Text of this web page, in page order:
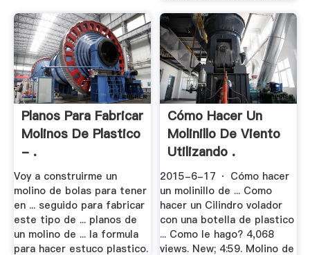
Planos Para Fabricar
Molinos De Plastico
- .
Voy a construirme un
molino de bolas para tener
en ... seguido para fabricar
este tipo de ... planos de
un molino de ... la formula
para hacer estuco plastico.
Cómo Hacer Un
Molinillo De Viento
Utilizando .
2015-6-17 · Cómo hacer
un molinillo de ... Como
hacer un Cilindro volador
con una botella de plastico
... Como le hago? 4,068
views. New; 4:59. Molino de